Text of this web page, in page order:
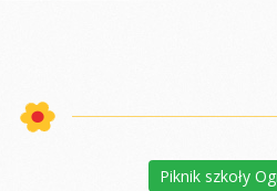
Piknik szkoły